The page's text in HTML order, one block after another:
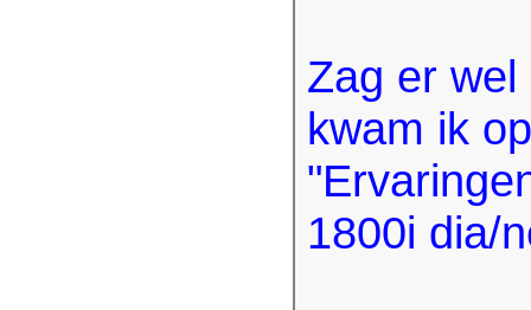
Zag er
kwam ik
1800i dia/